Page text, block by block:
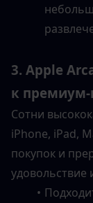
3. Apple
к премиум-
Сотни
iPhone, iPad,
покупок и
удовольствие